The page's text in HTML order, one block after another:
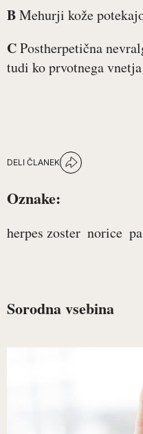
BMehurji kože
CPostherpetična
tudi ko prvotnega
DELI ČLANEK
Oznake:
herpes zoster norice
Sorodna vsebina